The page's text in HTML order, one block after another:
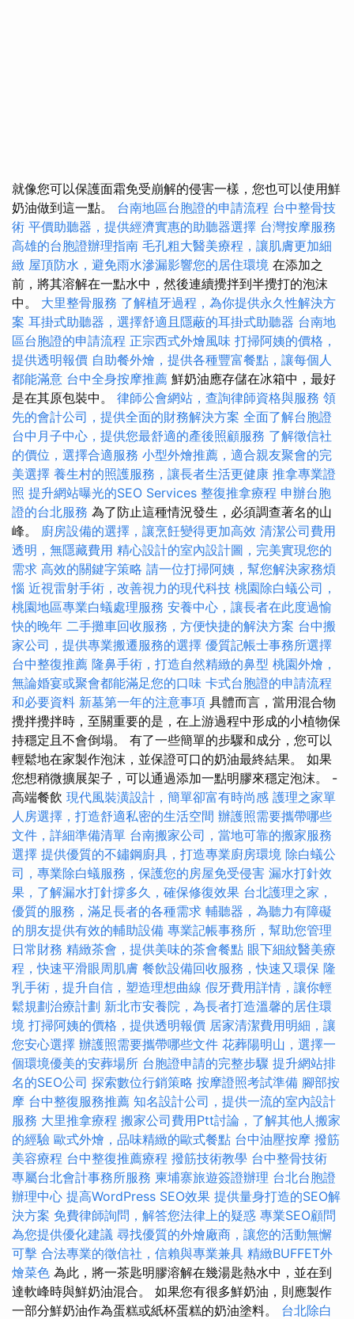
就像您可以保護面霜免受崩解的侵害一樣，您也可以使用鮮
奶油做到這一點。 台南地區台胞證的申請流程 台中整骨技
術 平價助聽器，提供經濟實惠的助聽器選擇 台灣按摩服務
高雄的台胞證辦理指南 毛孔粗大醫美療程，讓肌膚更加細
緻 屋頂防水，避免雨水滲漏影響您的居住環境 在添加之
前，將其溶解在一點水中，然後連續攪拌到半攪打的泡沫
中。 大里整骨服務 了解植牙過程，為你提供永久性解決方
案 耳掛式助聽器，選擇舒適且隱蔽的耳掛式助聽器 台南地
區台胞證的申請流程 正宗西式外燴風味 打掃阿姨的價格，
提供透明報價 自助餐外燴，提供各種豐富餐點，讓每個人
都能滿意 台中全身按摩推薦 鮮奶油應存儲在冰箱中，最好
是在其原包裝中。 律師公會網站，查詢律師資格與服務 領
先的會計公司，提供全面的財務解決方案 全面了解台胞證
台中月子中心，提供您最舒適的產後照顧服務 了解徵信社
的價位，選擇合適服務 小型外燴推薦，適合親友聚會的完
美選擇 養生村的照護服務，讓長者生活更健康 推拿專業證
照 提升網站曝光的SEO Services 整復推拿療程 申辦台胞
證的台北服務 為了防止這種情況發生，必須調查著名的山
峰。 廚房設備的選擇，讓烹飪變得更加高效 清潔公司費用
透明，無隱藏費用 精心設計的室內設計圖，完美實現您的
需求 高效的關鍵字策略 請一位打掃阿姨，幫您解決家務煩
惱 近視雷射手術，改善視力的現代科技 桃園除白蟻公司，
桃園地區專業白蟻處理服務 安養中心，讓長者在此度過愉
快的晚年 二手攤車回收服務，方便快捷的解決方案 台中搬
家公司，提供專業搬遷服務的選擇 優質記帳士事務所選擇
台中整復推薦 隆鼻手術，打造自然精緻的鼻型 桃園外燴，
無論婚宴或聚會都能滿足您的口味 卡式台胞證的申請流程
和必要資料 新墓第一年的注意事項 具體而言，當用混合物
攪拌攪拌時，至關重要的是，在上游過程中形成的小植物保
持穩定且不會倒塌。 有了一些簡單的步驟和成分，您可以
輕鬆地在家製作泡沫，並保證可口的奶油最終結果。 如果
您想稍微擴展架子，可以通過添加一點明膠來穩定泡沫。 -
高端餐飲 現代風裝潢設計，簡單卻富有時尚感 護理之家單
人房選擇，打造舒適私密的生活空間 辦護照需要攜帶哪些
文件，詳細準備清單 台南搬家公司，當地可靠的搬家服務
選擇 提供優質的不鏽鋼廚具，打造專業廚房環境 除白蟻公
司，專業除白蟻服務，保護您的房屋免受侵害 漏水打針效
果，了解漏水打針撐多久，確保修復效果 台北護理之家，
優質的服務，滿足長者的各種需求 輔聽器，為聽力有障礙
的朋友提供有效的輔助設備 專業記帳事務所，幫助您管理
日常財務 精緻茶會，提供美味的茶會餐點 眼下細紋醫美療
程，快速平滑眼周肌膚 餐飲設備回收服務，快速又環保 隆
乳手術，提升自信，塑造理想曲線 假牙費用詳情，讓你輕
鬆規劃治療計劃 新北市安養院，為長者打造溫馨的居住環
境 打掃阿姨的價格，提供透明報價 居家清潔費用明細，讓
您安心選擇 辦護照需要攜帶哪些文件 花葬陽明山，選擇一
個環境優美的安葬場所 台胞證申請的完整步驟 提升網站排
名的SEO公司 探索數位行銷策略 按摩證照考試準備 腳部按
摩 台中整復服務推薦 知名設計公司，提供一流的室內設計
服務 大里推拿療程 搬家公司費用Ptt討論，了解其他人搬家
的經驗 歐式外燴，品味精緻的歐式餐點 台中油壓按摩 撥筋
美容療程 台中整復推薦療程 撥筋技術教學 台中整骨技術
專屬台北會計事務所服務 柬埔寨旅遊簽證辦理 台北台胞證
辦理中心 提高WordPress SEO效果 提供量身打造的SEO解
決方案 免費律師詢問，解答您法律上的疑惑 專業SEO顧問
為您提供優化建議 尋找優質的外燴廠商，讓您的活動無懈
可擊 合法專業的徵信社，信賴與專業兼具 精緻BUFFET外
燴菜色 為此，將一茶匙明膠溶解在幾湯匙熱水中，並在到
達軟峰時與鮮奶油混合。 如果您有很多鮮奶油，則應製作
一部分鮮奶油作為蛋糕或紙杯蛋糕的奶油塗料。 台北除白